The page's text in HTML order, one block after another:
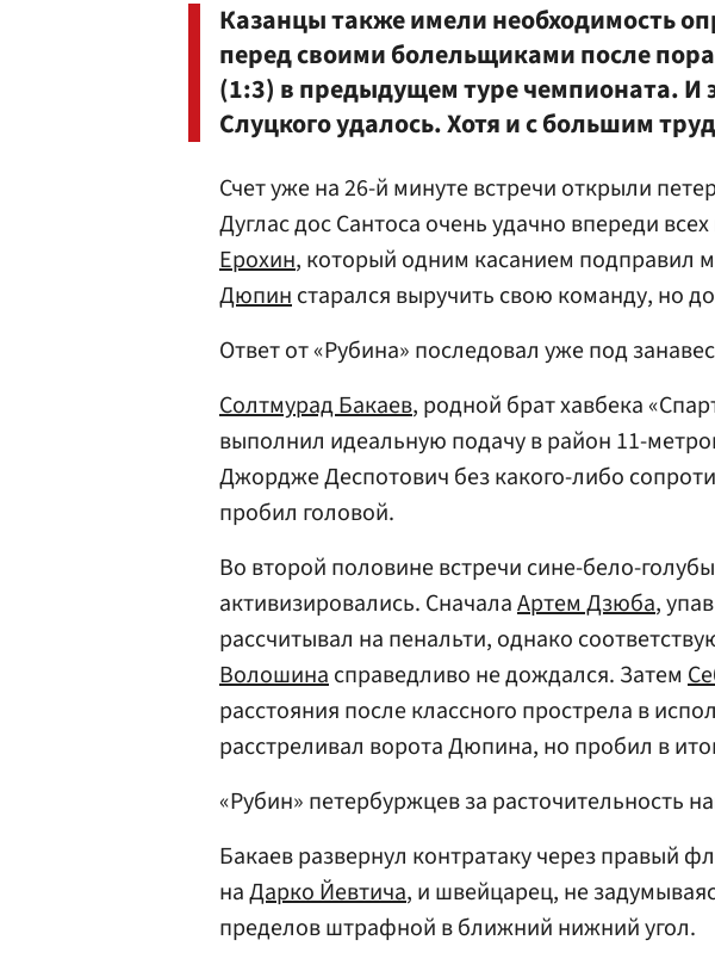
Казанцы также имели необходимость
перед своими болельщиками после
(1:3) в предыдущем туре чемпионата. И
Слуцкого удалось. Хотя и с большим
Счет уже на 26-й минуте встречи открыли
Дуглас дос Сантоса очень удачно впереди
Ерохин, который одним касанием подправил
Дюпинстарался выручить свою команду, но
Ответ от «Рубина» последовал уже под
Солтмурад Бакаев, родной брат хавбека
выполнил идеальную подачу в район 11-
Джордже Деспотович без какого-либо
пробил головой.
Во второй половине встречи сине-бело-
активизировались. СначалаАртем Дзюба,
рассчитывал на пенальти, однако
Волошинасправедливо не дождался. Затем
расстояния после классного прострела в
расстреливал ворота Дюпина, но пробил в
«Рубин» петербуржцев за расточительность
Бакаев развернул контратаку через правый
наДарко Йевтича, и швейцарец, не
пределов штрафной в ближний нижний угол.